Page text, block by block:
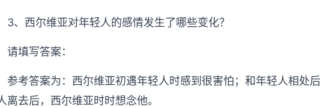
3、西尔维亚对年轻人的感情发生了哪些变化？
请填写答案：
参考答案为：西尔维亚初遇年轻人时感到很害怕；和年轻人相处
离去后，西尔维亚时时想念他。